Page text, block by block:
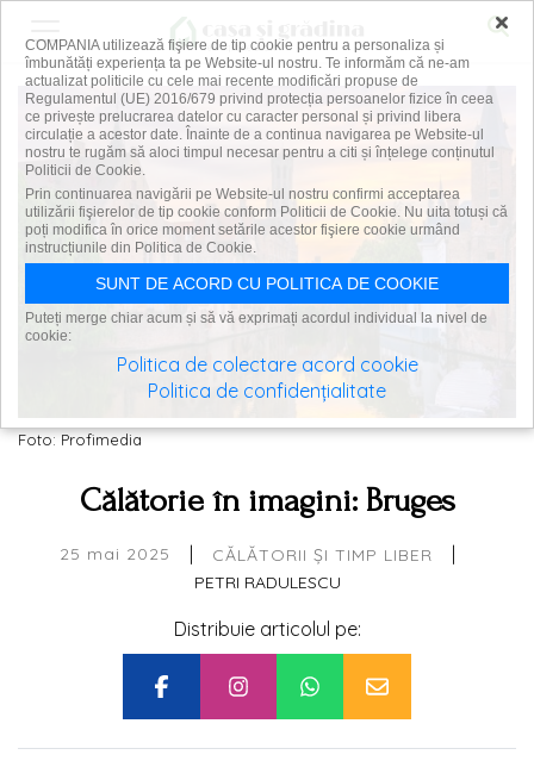
Foto: Profimedia
Călătorie în imagini: Bruges
25 mai 2025 | CĂLĂTORII ȘI TIMP LIBER |
PETRI RADULESCU
Distribuie articolul pe:
×
COMPANIA utilizează fişiere de tip cookie pentru a personaliza și
îmbunătăți experiența ta pe Website-ul nostru. Te informăm că ne-am
actualizat politicile cu cele mai recente modificări propuse de
Regulamentul (UE) 2016/679 privind protecția persoanelor fizice în ceea
ce privește prelucrarea datelor cu caracter personal și privind libera
circulație a acestor date. Înainte de a continua navigarea pe Website-ul
nostru te rugăm să aloci timpul necesar pentru a citi și înțelege conținutul
Politicii de Cookie.
Prin continuarea navigării pe Website-ul nostru confirmi acceptarea
utilizării fişierelor de tip cookie conform Politicii de Cookie. Nu uita totuși că
poți modifica în orice moment setările acestor fişiere cookie urmând
instrucțiunile din Politica de Cookie.
SUNT DE ACORD CU POLITICA DE COOKIE
Puteți merge chiar acum și să vă exprimați acordul individual la nivel de
cookie:
Politica de colectare acord cookie
Politica de confidențialitate